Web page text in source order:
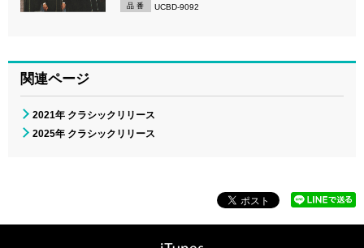
品 番 UCBD-9092
関連ページ
2021年 クラシックリリース
2025年 クラシックリリース